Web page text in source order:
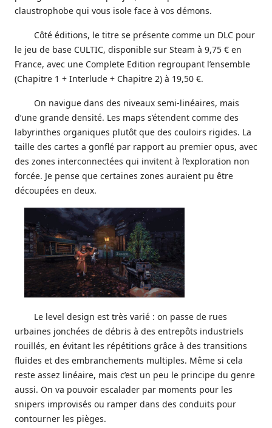
claustrophobe qui vous isole face à vos démons.
Côté éditions, le titre se présente comme un DLC pour
le jeu de base CULTIC, disponible sur Steam à 9,75 € en
France, avec une Complete Edition regroupant l’ensemble
(Chapitre 1 + Interlude + Chapitre 2) à 19,50 €.
On navigue dans des niveaux semi-linéaires, mais
d’une grande densité. Les maps s’étendent comme des
labyrinthes organiques plutôt que des couloirs rigides. La
taille des cartes a gonflé par rapport au premier opus, avec
des zones interconnectées qui invitent à l’exploration non
forcée. Je pense que certaines zones auraient pu être
découpées en deux.
Le level design est très varié : on passe de rues
urbaines jonchées de débris à des entrepôts industriels
rouillés, en évitant les répétitions grâce à des transitions
fluides et des embranchements multiples. Même si cela
reste assez linéaire, mais c’est un peu le principe du genre
aussi. On va pouvoir escalader par moments pour les
snipers improvisés ou ramper dans des conduits pour
contourner les pièges.